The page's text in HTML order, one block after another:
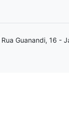
Rua Guanandi, 16